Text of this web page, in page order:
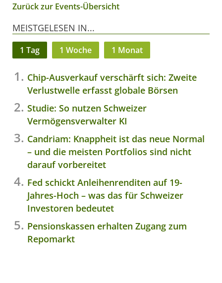
Zurück zur Events-Übersicht
MEISTGELESEN IN...
1 Tag 1 Woche 1 Monat
Chip-Ausverkauf verschärft sich: Zweite
Verlustwelle erfasst globale Börsen
Studie: So nutzen Schweizer
Vermögensverwalter KI
Candriam: Knappheit ist das neue Normal
– und die meisten Portfolios sind nicht
darauf vorbereitet
Fed schickt Anleihenrenditen auf 19-
Jahres-Hoch – was das für Schweizer
Investoren bedeutet
Pensionskassen erhalten Zugang zum
Repomarkt